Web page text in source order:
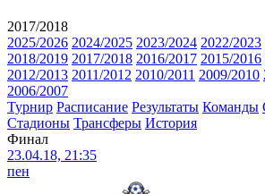
2017/2018
2025/2026 2024/2025 2023/2024 2022/2023
2018/2019 2017/2018 2016/2017 2015/2016
2012/2013 2011/2012 2010/2011 2009/2010
2006/2007
Турнир Расписание Результаты Команды
Стадионы Трансферы История
Финал
23.04.18, 21:35
пен